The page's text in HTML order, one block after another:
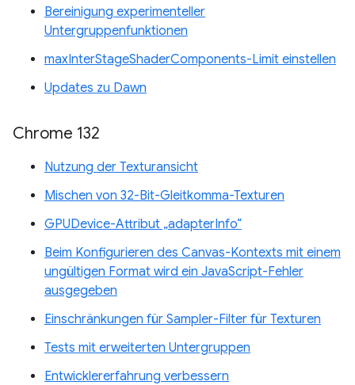
Bereinigung experimenteller
Untergruppenfunktionen
maxInterStageShaderComponents-Limit einstellen
Updates zu Dawn
Chrome 132
Nutzung der Texturansicht
Mischen von 32-Bit-Gleitkomma-Texturen
GPUDevice-Attribut „adapterInfo“
Beim Konfigurieren des Canvas-Kontexts mit einem
ungültigen Format wird ein JavaScript-Fehler
ausgegeben
Einschränkungen für Sampler-Filter für Texturen
Tests mit erweiterten Untergruppen
Entwicklererfahrung verbessern